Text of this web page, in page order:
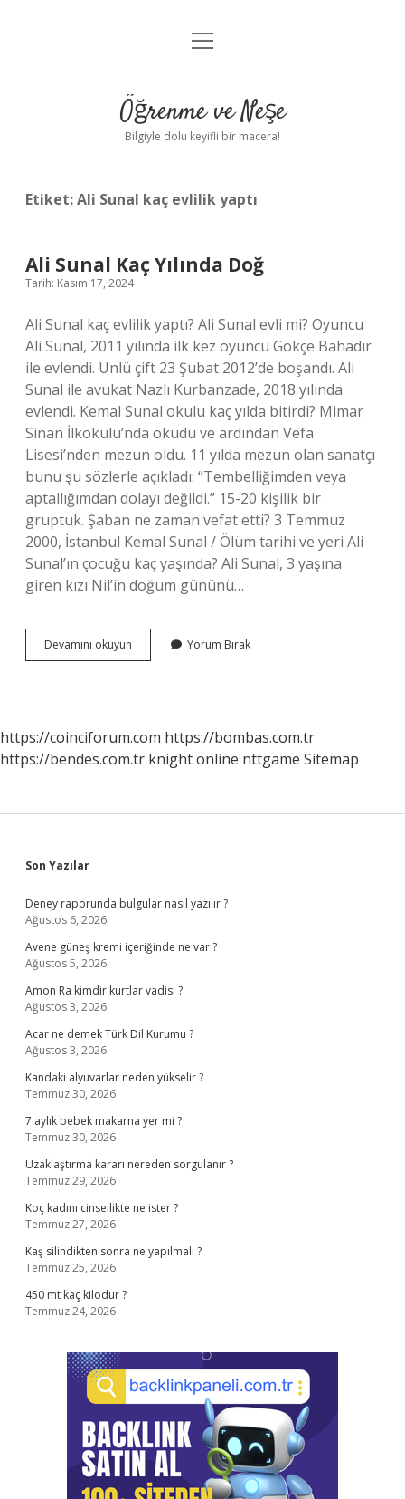
Anasayfa
Yasal Uyarı
menüyü
Öğrenme ve Neşe
Bilgiyle dolu keyifli bir macera!
Etiket:Ali Sunal kaç evlilik yaptı
Ali Sunal Kaç Yılında Doğ
Tarih: Kasım 17, 2024
Ali Sunal kaç evlilik yaptı? Ali Sunal evli mi? Oyuncu
Ali Sunal, 2011 yılında ilk kez oyuncu Gökçe Bahadır
ile evlendi. Ünlü çift 23 Şubat 2012’de boşandı. Ali
Sunal ile avukat Nazlı Kurbanzade, 2018 yılında
evlendi. Kemal Sunal okulu kaç yılda bitirdi? Mimar
Sinan İlkokulu’nda okudu ve ardından Vefa
Lisesi’nden mezun oldu. 11 yılda mezun olan sanatçı
bunu şu sözlerle açıkladı: “Tembelliğimden veya
aptallığımdan dolayı değildi.” 15-20 kişilik bir
gruptuk. Şaban ne zaman vefat etti? 3 Temmuz
2000, İstanbul Kemal Sunal / Ölüm tarihi ve yeri Ali
Sunal’ın çocuğu kaç yaşında? Ali Sunal, 3 yaşına
giren kızı Nil’in doğum gününü…
Devamını okuyun
Sunal
Yorum Bırak
https://coinciforum.com https://bombas.com.tr
https://bendes.com.tr knight online nttgame Sitemap
Sidebar
Son Yazılar
Deney raporunda bulgular nasıl yazılır ?
Ağustos 6, 2026
Avene güneş kremi içeriğinde ne var ?
Ağustos 5, 2026
Amon Ra kimdir kurtlar vadisi ?
Ağustos 3, 2026
Acar ne demek Türk Dil Kurumu ?
Ağustos 3, 2026
Kandaki alyuvarlar neden yükselir ?
Temmuz 30, 2026
7 aylık bebek makarna yer mi ?
Temmuz 30, 2026
Uzaklaştırma kararı nereden sorgulanır ?
Temmuz 29, 2026
Koç kadını cinsellikte ne ister ?
Temmuz 27, 2026
Kaş silindikten sonra ne yapılmalı ?
Temmuz 25, 2026
450 mt kaç kilodur ?
Temmuz 24, 2026